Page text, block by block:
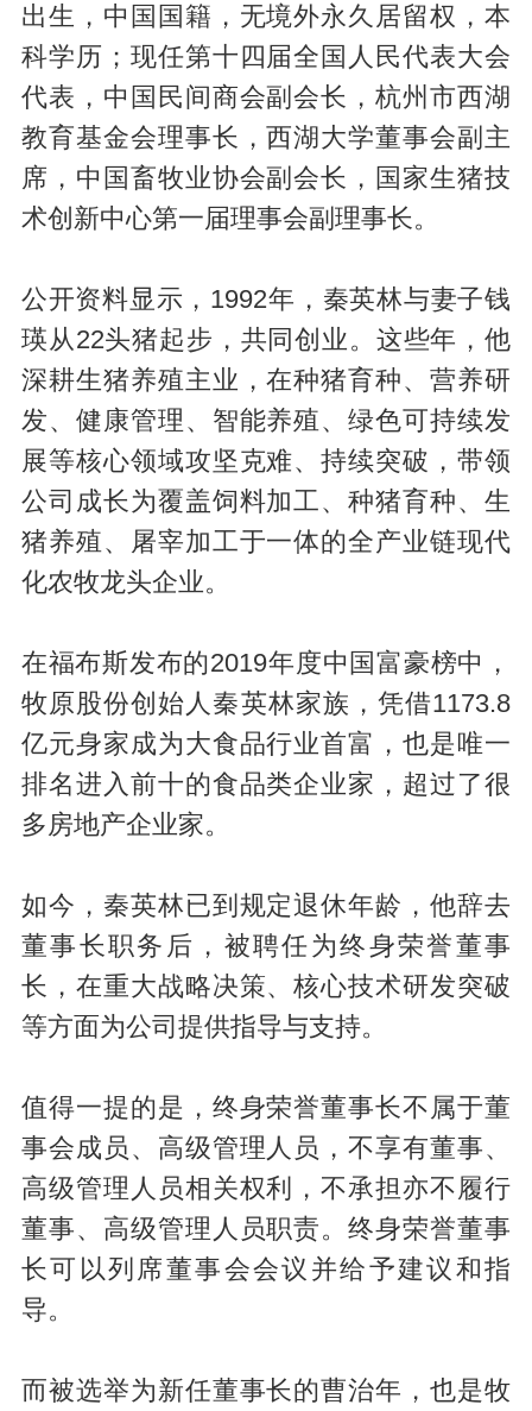
出生，中国国籍，无境外永久居留权，本
科学历；现任第十四届全国人民代表大会
代表，中国民间商会副会长，杭州市西湖
教育基金会理事长，西湖大学董事会副主
席，中国畜牧业协会副会长，国家生猪技
术创新中心第一届理事会副理事长。
公开资料显示，1992年，秦英林与妻子钱
瑛从22头猪起步，共同创业。这些年，他
深耕生猪养殖主业，在种猪育种、营养研
发、健康管理、智能养殖、绿色可持续发
展等核心领域攻坚克难、持续突破，带领
公司成长为覆盖饲料加工、种猪育种、生
猪养殖、屠宰加工于一体的全产业链现代
化农牧龙头企业。
在福布斯发布的2019年度中国富豪榜中，
牧原股份创始人秦英林家族，凭借1173.8
亿元身家成为大食品行业首富，也是唯一
排名进入前十的食品类企业家，超过了很
多房地产企业家。
如今，秦英林已到规定退休年龄，他辞去
董事长职务后，被聘任为终身荣誉董事
长，在重大战略决策、核心技术研发突破
等方面为公司提供指导与支持。
值得一提的是，终身荣誉董事长不属于董
事会成员、高级管理人员，不享有董事、
高级管理人员相关权利，不承担亦不履行
董事、高级管理人员职责。终身荣誉董事
长可以列席董事会会议并给予建议和指
导。
而被选举为新任董事长的曹治年，也是牧